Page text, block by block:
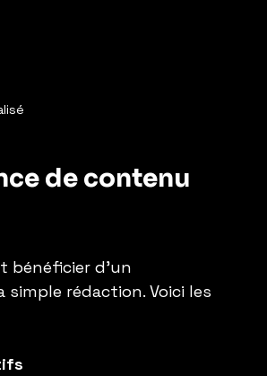
de contenu
bénéficier d’un
rédaction. Voici les